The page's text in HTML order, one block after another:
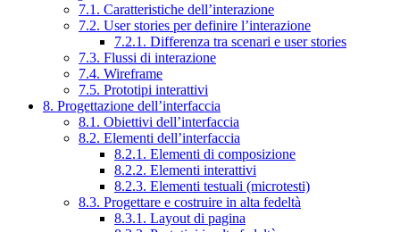
7.1. Caratteristiche dell’interazione
7.2. User stories per definire l’interazione
7.2.1. Differenza tra scenari e user stories
7.3. Flussi di interazione
7.4. Wireframe
7.5. Prototipi interattivi
8. Progettazione dell’interfaccia
8.1. Obiettivi dell’interfaccia
8.2. Elementi dell’interfaccia
8.2.1. Elementi di composizione
8.2.2. Elementi interattivi
8.2.3. Elementi testuali (microtesti)
8.3. Progettare e costruire in alta fedeltà
8.3.1. Layout di pagina